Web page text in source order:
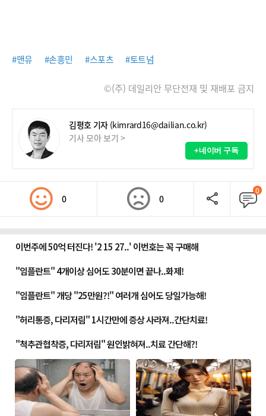
#맨유 #손흥민 #스포츠 #토트넘
©(주) 데일리안 무단전재 및 재배포 금지
김평호 기자 (kimrard16@dailian.co.kr)
기사 모아 보기 >
+네이버 구독
0 0
0